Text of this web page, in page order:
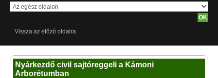
Vissza az előző oldalra
Nyárkezdő civil sajtóreggeli a Kámoni
Arborétumban